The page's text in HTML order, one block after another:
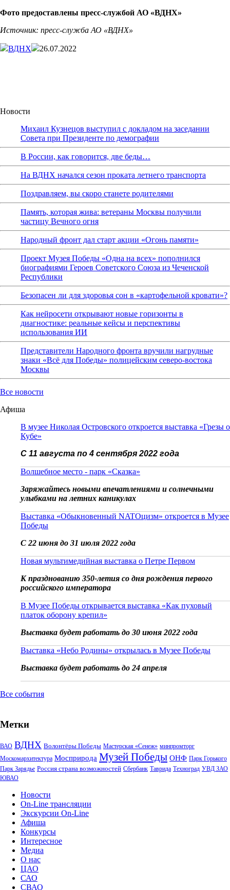
Фото предоставлены пресс-службой АО «ВДНХ»
Источник: пресс-служба АО «ВДНХ»
ВДНХ 26.07.2022
Новости
Михаил Кузнецов выступил с докладом на заседании
Совета при Президенте по демографии
В России, как говорится, две беды…
На ВДНХ начался сезон проката летнего транспорта
Поздравляем, вы скоро станете родителями
Память, которая жива: ветераны Москвы получили
частицу Вечного огня
Народный фронт дал старт акции «Огонь памяти»
Проект Музея Победы «Одна на всех» пополнился
биографиями Героев Советского Союза из Чеченской
Республики
Безопасен ли для здоровья сон в «картофельной кровати»?
Как нейросети открывают новые горизонты в
диагностике: реальные кейсы и перспективы
использования ИИ
Представители Народного фронта вручили нагрудные
знаки «Всё для Победы» полицейским северо-востока
Москвы
Все новости
Афиша
В музее Николая Островского откроется выставка «Грезы о
Кубе»
С 11 августа по 4 сентября 2022 года
Волшебное место - парк «Сказка»
Заряжайтесь новыми впечатлениями и солнечными
улыбками на летних каникулах
Выставка «Обыкновенный NATOцизм» откроется в Музее
Победы
С 22 июня до 31 июля 2022 года
Новая мультимедийная выставка о Петре Первом
К празднованию 350-летия со дня рождения первого
российского императора
В Музее Победы открывается выставка «Как пуховый
платок оборону крепил»
Выставка будет работать до 30 июня 2022 года
Выставка «Небо Родины» открылась в Музее Победы
Выставка будет работать до 24 апреля
Все события
Метки
ВАО ВДНХ Волонтёры Победы Мастерская «Сенеж» минпромторг
Москомархитектура Мосприрода Музей Победы ОНФ Парк Горького
Парк Зарядье Россия страна возможностей Сбербанк Таврида Техноград УВД ЗАО
ЮВАО
Новости
On-Line трансляции
Экскурсии On-Line
Афиша
Конкурсы
Интересное
Медиа
О нас
ЦАО
САО
СВАО